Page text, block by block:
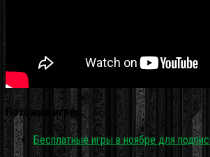
Похожие игры…
Бесплатные игры в ноябре для